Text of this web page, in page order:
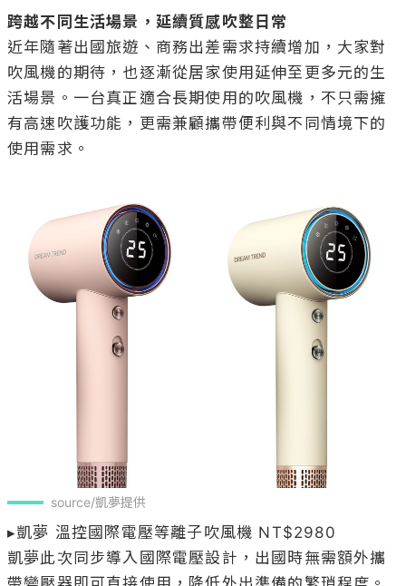
跨越不同生活場景，延續質感吹整日常
近年隨著出國旅遊、商務出差需求持續增加，大家對
吹風機的期待，也逐漸從居家使用延伸至更多元的生
活場景。一台真正適合長期使用的吹風機，不只需擁
有高速吹護功能，更需兼顧攜帶便利與不同情境下的
使用需求。
source/凱夢提供
▸凱夢 溫控國際電壓等離子吹風機 NT$2980
凱夢此次同步導入國際電壓設計，出國時無需額外攜